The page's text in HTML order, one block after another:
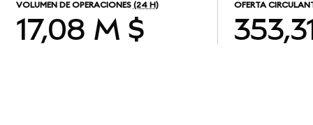
VOLUMEN DE OPERACIONES (24 H)
17,08 M $
OFERTA